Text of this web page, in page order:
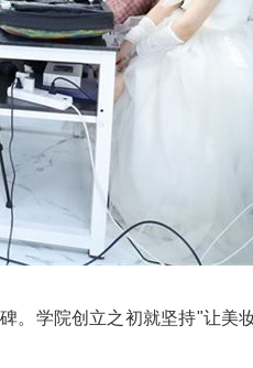
。学院创立之初就坚持"让美